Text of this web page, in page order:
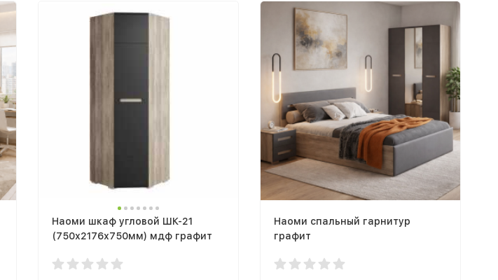
Наоми шкаф угловой ШК-21
(750х2176х750мм) мдф графит
Наоми спальный гарнитур
графит